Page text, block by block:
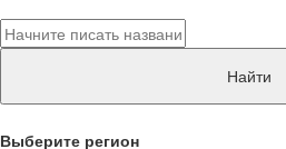
Найти
Выберите регион